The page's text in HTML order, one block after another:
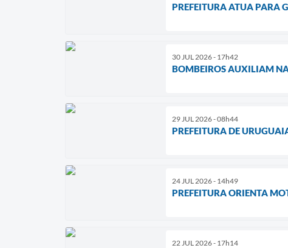
PREFEITURA ATUA PARA
30 JUL 2026 - 17h42
BOMBEIROS AUXILIAM
29 JUL 2026 - 08h44
PREFEITURA DE
24 JUL 2026 - 14h49
PREFEITURA ORIENTA
22 JUL 2026 - 17h14